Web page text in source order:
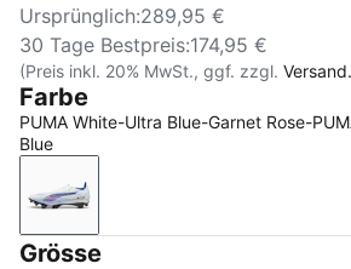
Ursprünglich:289,95 €
30 Tage Bestpreis:174,95 €
(Preis inkl. 20% MwSt., ggf. zzgl. Versand.
Farbe
PUMA White-Ultra Blue-Garnet Rose-
Blue
PUMA White-Ultra Blue-Garnet
Grösse